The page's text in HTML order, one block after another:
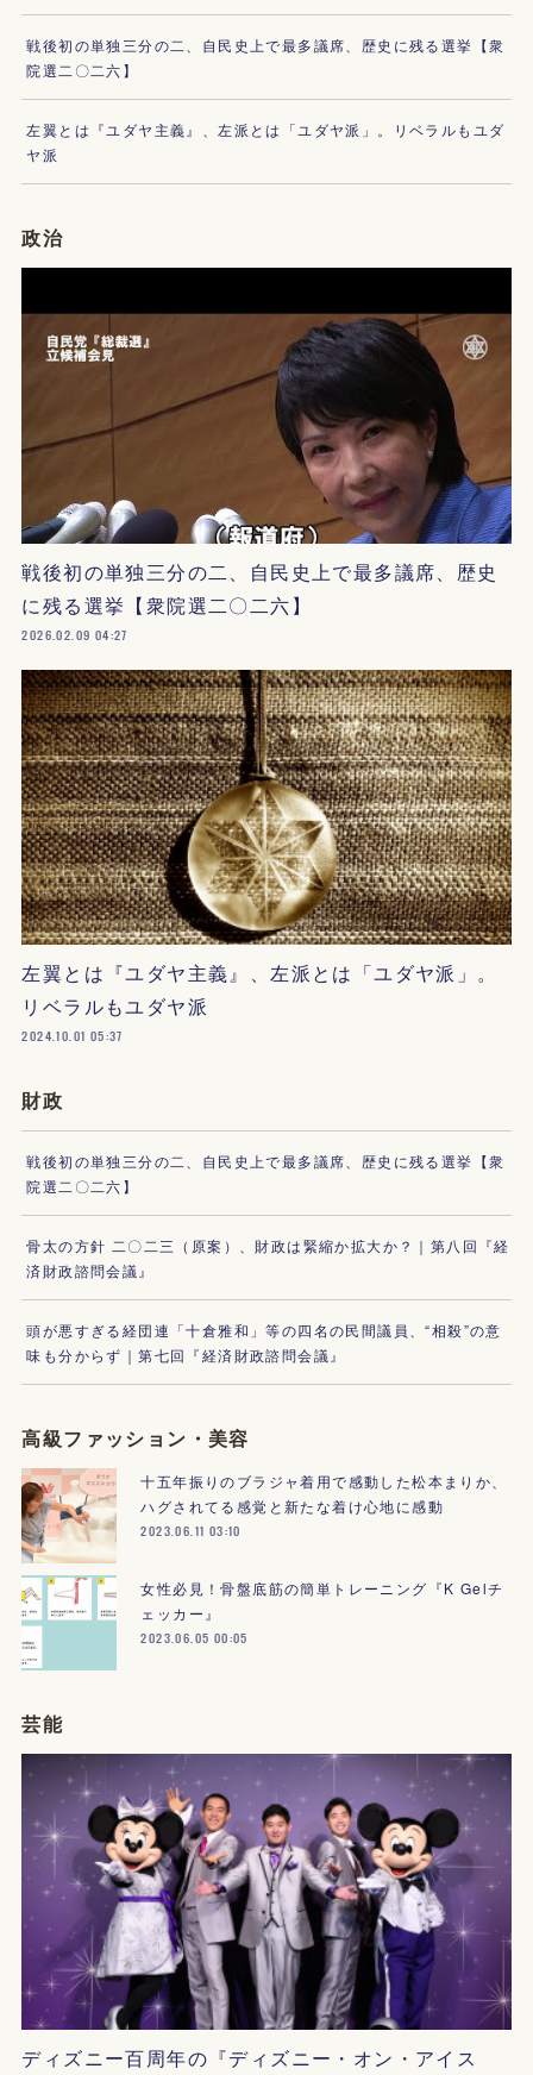
戦後初の単独三分の二、自民史上で最多議席、歴史に残る選挙【衆
院選二〇二六】
左翼とは『ユダヤ主義』、左派とは「ユダヤ派」。リベラルもユダ
ヤ派
政治
戦後初の単独三分の二、自民史上で最多議席、歴史
に残る選挙【衆院選二〇二六】
2026.02.09 04:27
左翼とは『ユダヤ主義』、左派とは「ユダヤ派」。
リベラルもユダヤ派
2024.10.01 05:37
財政
戦後初の単独三分の二、自民史上で最多議席、歴史に残る選挙【衆
院選二〇二六】
骨太の方針 二〇二三（原案）、財政は緊縮か拡大か？｜第八回『経
済財政諮問会議』
頭が悪すぎる経団連「十倉雅和」等の四名の民間議員、“相殺”の意
味も分からず｜第七回『経済財政諮問会議』
高級ファッション・美容
十五年振りのブラジャ着用で感動した松本まりか、
ハグされてる感覚と新たな着け心地に感動
2023.06.11 03:10
女性必見！骨盤底筋の簡単トレーニング『K Gelチ
ェッカー』
2023.06.05 00:05
芸能
ディズニー百周年の『ディズニー・オン・アイス